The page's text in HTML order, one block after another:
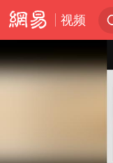
视频